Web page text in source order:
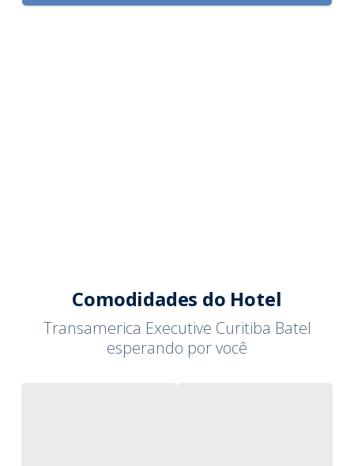
Comodidades do Hotel
Transamerica Executive Curitiba Batel
esperando por você